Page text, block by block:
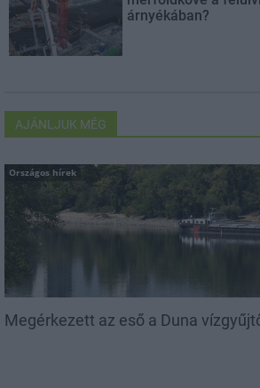
árnyékában?
AJÁNLJUK MÉG
Országos hírek
Megérkezett az eső a Duna